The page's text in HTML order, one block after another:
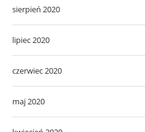
sierpień 2020
lipiec 2020
czerwiec 2020
maj 2020